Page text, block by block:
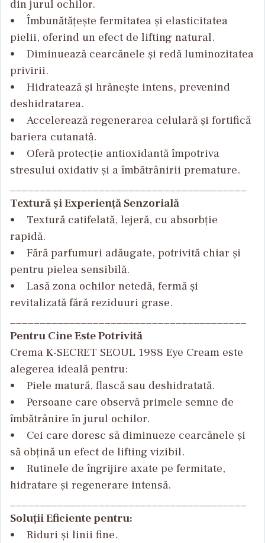
din jurul ochilor.
• Îmbunătățește fermitatea și elasticitatea
pielii, oferind un efect de lifting natural.
• Diminuează cearcănele și redă luminozitatea
privirii.
• Hidratează și hrănește intens, prevenind
deshidratarea.
• Accelerează regenerarea celulară și fortifică
bariera cutanată.
• Oferă protecție antioxidantă împotriva
stresului oxidativ și a îmbătrânirii premature.
Textură și Experiență Senzorială
• Textură catifelată, lejeră, cu absorbție
rapidă.
• Fără parfumuri adăugate, potrivită chiar și
pentru pielea sensibilă.
• Lasă zona ochilor netedă, fermă și
revitalizată fără reziduuri grase.
Pentru Cine Este Potrivită
Crema K-SECRET SEOUL 1988 Eye Cream este
alegerea ideală pentru:
• Piele matură, flască sau deshidratată.
• Persoane care observă primele semne de
îmbătrânire în jurul ochilor.
• Cei care doresc să diminueze cearcănele și
să obțină un efect de lifting vizibil.
• Rutinele de îngrijire axate pe fermitate,
hidratare și regenerare intensă.
Soluții Eficiente pentru:
• Riduri și linii fine.